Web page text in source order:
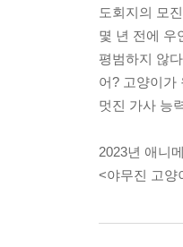
도회지의 모
몇 년 전에 우
평범하지 않
어? 고양이가
멋진 가사 능
2023년 애니
<야무진 고양